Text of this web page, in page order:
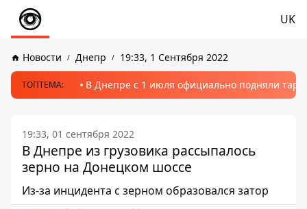
UK
Новости Днепр 19:33, 1 Сентября 2022
ТОПТЕМА: В Днепре с 1 июля официально подняли
19:33, 01 сентября 2022
В Днепре из грузовика рассыпалось
зерно на Донецком шоссе
Из-за инцидента с зерном образовался затор